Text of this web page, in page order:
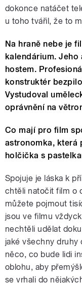
dokonce natáčet
u toho tvářil, že to
Na hraně nebe je
kalendárium. Jeho
hostem.
konstruktér
Vystudoval
oprávnění na
Co mají pro film
astronomka, která
holčička s
Spojuje je láska k
chtěli natočit film o
můžete pojmout
jsou ve filmu
nechtěli udělat
jaké všechny druhy
něco, co bude lidi
oblohu, aby
se vrhali do